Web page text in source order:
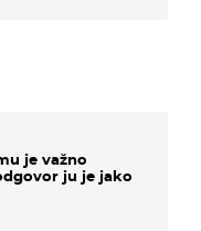
je važno
ju je jako